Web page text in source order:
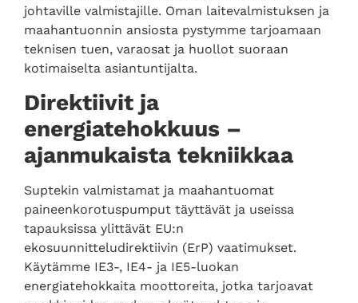
johtaville valmistajille. Oman laitevalmistuksen ja
maahantuonnin ansiosta pystymme tarjoamaan
teknisen tuen, varaosat ja huollot suoraan
kotimaiselta asiantuntijalta.
Direktiivit ja
energiatehokkuus –
ajanmukaista tekniikkaa
Suptekin valmistamat ja maahantuomat
paineenkorotuspumput täyttävät ja useissa
tapauksissa ylittävät EU:n
ekosuunnitteludirektiivin (ErP) vaatimukset.
Käytämme IE3-, IE4- ja IE5-luokan
energiatehokkaita moottoreita, jotka tarjoavat